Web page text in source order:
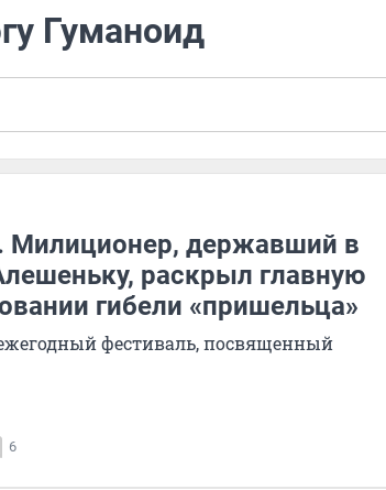
Гуманоид
Милиционер, державший в
раскрыл главную
гибели «пришельца»
фестиваль, посвященный
6